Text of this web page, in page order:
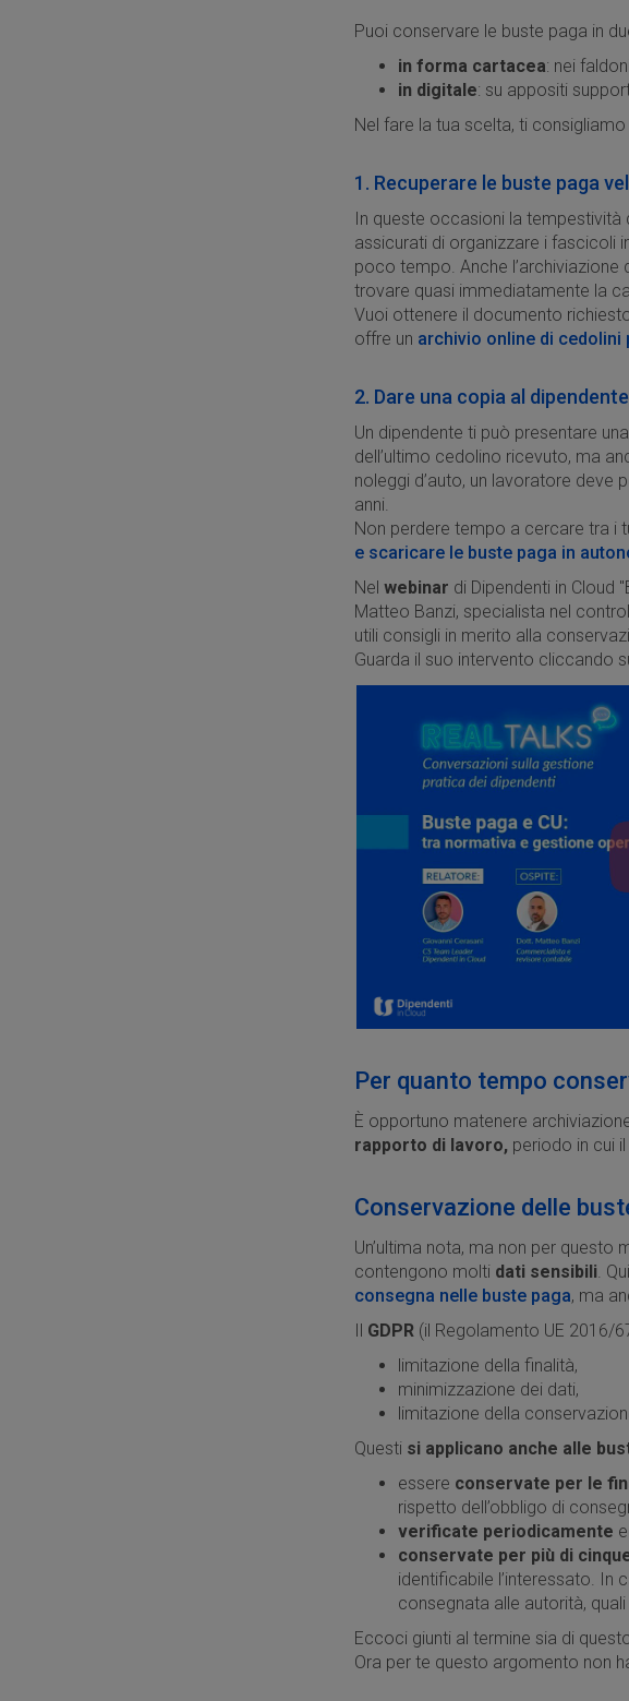
Puoi conservare le buste paga in
in forma cartacea: nei
in digitale: su appositi
Nel fare la tua scelta, ti
1. Recuperare le buste paga
In queste occasioni la
assicurati di organizzare i fascicoli
poco tempo. Anche l’archiviazione
trovare quasi immediatamente la
Vuoi ottenere il documento
offre un archivio online di cedolini
2. Dare una copia al
Un dipendente ti può presentare
dell’ultimo cedolino ricevuto, ma
noleggi d’auto, un lavoratore deve
anni.
Non perdere tempo a cercare tra i
e scaricare le buste paga in
Nel webinar di Dipendenti in Cloud
Matteo Banzi, specialista nel
utili consigli in merito alla
Guarda il suo intervento cliccando
Per quanto tempo
È opportuno matenere
rapporto di lavoro, periodo in cui
Conservazione delle
Un’ultima nota, ma non per
contengono molti dati sensibili.
consegna nelle buste paga, ma
Il GDPR (il Regolamento UE 2016/
limitazione della finalità,
minimizzazione dei dati,
limitazione della
Questi si applicano anche alle
essere conservate per le
rispetto dell’obbligo di
verificate periodicamente
conservate per più di
identificabile l’interessato. In
consegnata alle autorità, quali
Eccoci giunti al termine sia di
Ora per te questo argomento non